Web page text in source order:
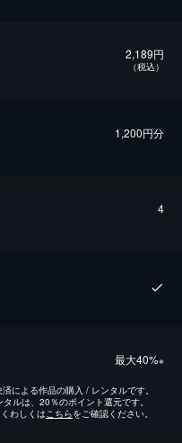
2,189円
（税込）
1,200円分
4
最⼤40%※
による作品の購入 / レンタルです。
ルは、20％のポイント還元です。
わしくはこちらをご確認ください。